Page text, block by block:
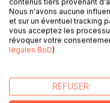
fera quelques mois
Voici le récit d'un
le monde BDSM
AUTEUR(S)
Nous n'avons aucune
et sur un éventuel tracking
vous acceptez les
révoquer votre
légales BoD)
REFUSER